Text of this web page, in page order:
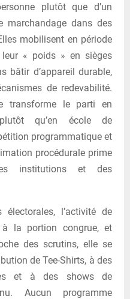
plutôt que d’un
marchandage dans des
mobilisent en période
« poids » en sièges
bâtir d’appareil durable,
de redevabilité.
transforme le parti en
qu’en école de
programmatique et
procédurale prime
institutions et des
l’activité de
la portion congrue, et
des scrutins, elle se
de Tee-Shirts, à des
et à des shows de
Aucun programme